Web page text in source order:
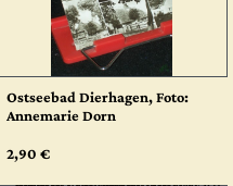
Ostseebad Dierhagen, Foto:
Annemarie Dorn
2,90 €